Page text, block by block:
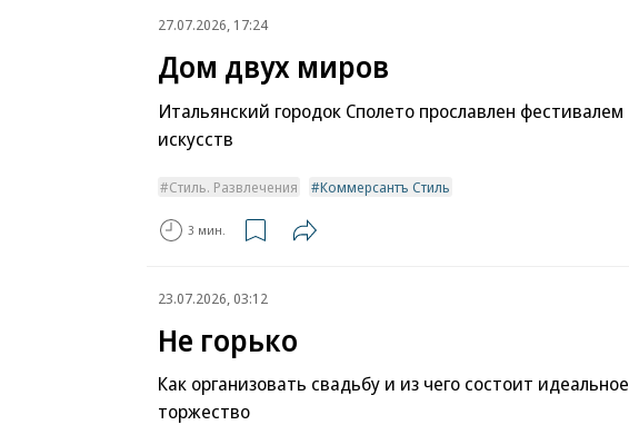
27.07.2026, 17:24
Дом двух миров
Итальянский городок Сполето прославлен фестивалем
искусств
Стиль. Развлечения Коммерсантъ Стиль
3 мин.
23.07.2026, 03:12
Не горько
Как организовать свадьбу и из чего состоит идеальное
торжество